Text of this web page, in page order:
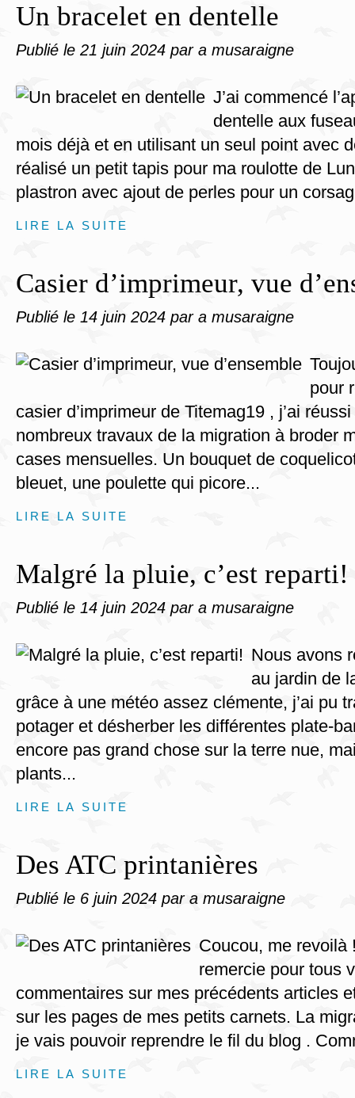
Un bracelet en dentelle
Publié le 21 juin 2024 par a musaraigne
J’ai commencé
dentelle aux
mois déjà et en utilisant un seul point avec
réalisé un petit tapis pour ma roulotte de
plastron avec ajout de perles pour un
LIRE LA SUITE
Casier d’imprimeur, vue
Publié le 14 juin 2024 par a musaraigne
pour
casier d’imprimeur de Titemag19 , j’ai
nombreux travaux de la migration à broder
cases mensuelles. Un bouquet de
bleuet, une poulette qui picore...
LIRE LA SUITE
Malgré la pluie, c’est reparti!
Publié le 14 juin 2024 par a musaraigne
Nous avons
au jardin de
grâce à une météo assez clémente, j’ai pu
potager et désherber les différentes plate-
encore pas grand chose sur la terre nue,
plants...
LIRE LA SUITE
Des ATC printanières
Publié le 6 juin 2024 par a musaraigne
Coucou, me revoilà
remercie pour tous
commentaires sur mes précédents articles
sur les pages de mes petits carnets. La
je vais pouvoir reprendre le fil du blog .
LIRE LA SUITE